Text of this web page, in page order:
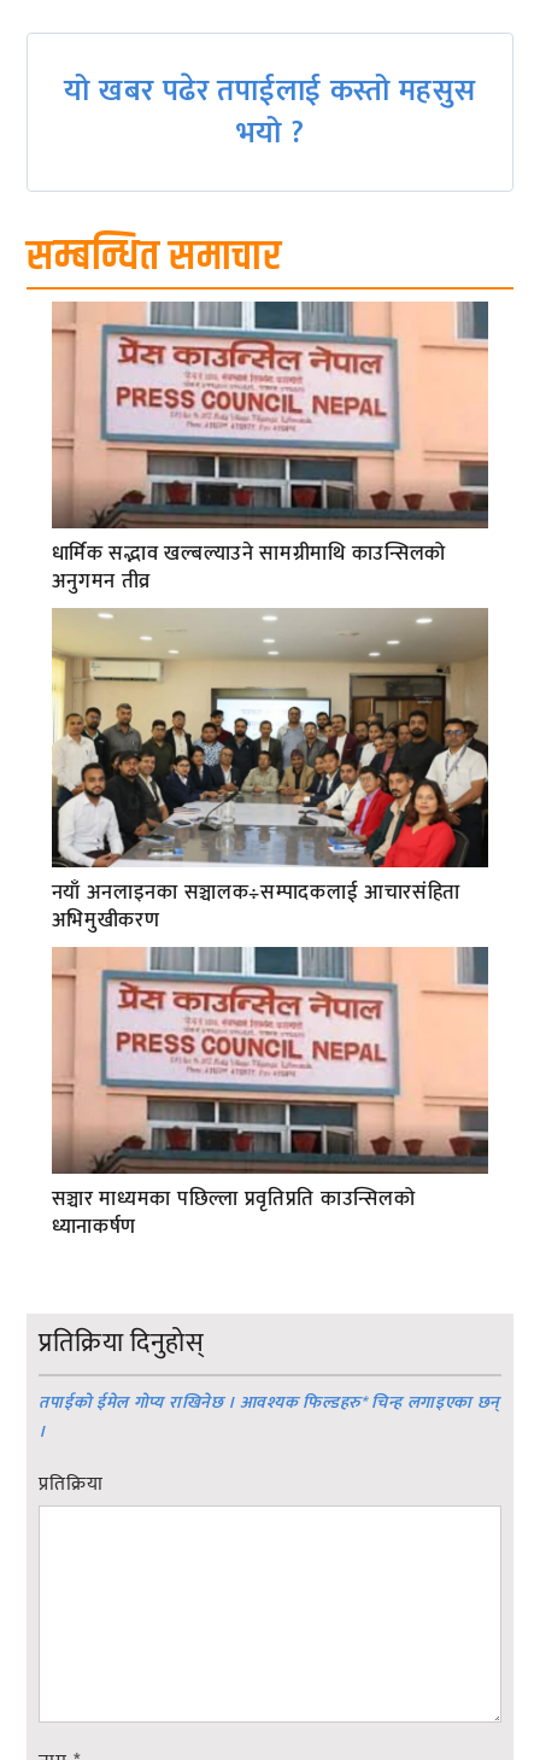
यो खबर पढेर तपाईलाई कस्तो महसुस
भयो ?
सम्बन्धित समाचार
धार्मिक सद्भाव खल्बल्याउने सामग्रीमाथि काउन्सिलको
अनुगमन तीव्र
नयाँ अनलाइनका सञ्चालक÷सम्पादकलाई आचारसंहिता
अभिमुखीकरण
सञ्चार माध्यमका पछिल्ला प्रवृतिप्रति काउन्सिलको
ध्यानाकर्षण
प्रतिक्रिया दिनुहोस्
तपाईको ईमेल गोप्य राखिनेछ । आवश्यक फिल्डहरु*चिन्ह लगाइएका छन्
।
प्रतिक्रिया